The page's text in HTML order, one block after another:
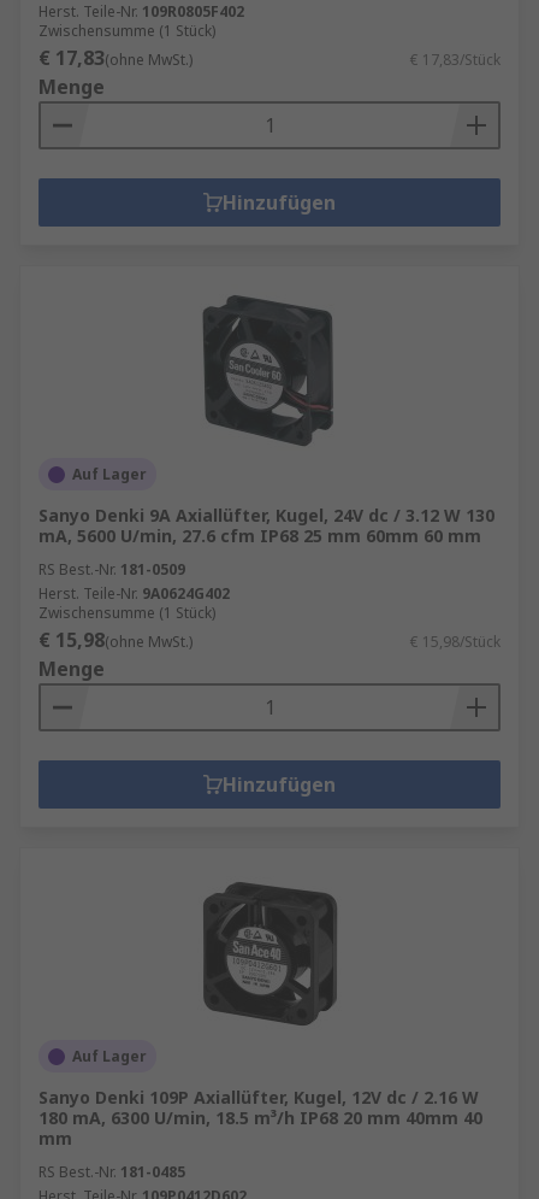
Herst. Teile-Nr. 109R0805F402
Zwischensumme (1 Stück)
€ 17,83(ohne MwSt.) € 17,83/Stück
Menge
Hinzufügen
Auf Lager
Sanyo Denki 9A Axiallüfter, Kugel, 24V dc / 3.12 W 130
mA, 5600 U/min, 27.6 cfm IP68 25 mm 60mm 60 mm
RS Best.-Nr. 181-0509
Herst. Teile-Nr. 9A0624G402
Zwischensumme (1 Stück)
€ 15,98(ohne MwSt.) € 15,98/Stück
Menge
Hinzufügen
Auf Lager
Sanyo Denki 109P Axiallüfter, Kugel, 12V dc / 2.16 W
180 mA, 6300 U/min, 18.5 m³/h IP68 20 mm 40mm 40
mm
RS Best.-Nr. 181-0485